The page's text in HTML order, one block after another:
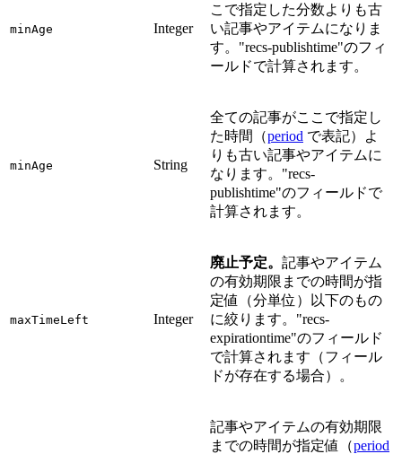
minAge Integer
こで指定した分数よりも古
い記事やアイテムになりま
す。"recs-publishtime"のフィ
ールドで計算されます。
minAge String
全ての記事がここで指定し
た時間（period で表記）よ
りも古い記事やアイテムに
なります。"recs-
publishtime"のフィールドで
計算されます。
maxTimeLeft Integer
廃止予定。 記事やアイテム
の有効期限までの時間が指
定値（分単位）以下のもの
に絞ります。"recs-
expirationtime"のフィールド
で計算されます（フィール
ドが存在する場合）。
記事やアイテムの有効期限
までの時間が指定値（period